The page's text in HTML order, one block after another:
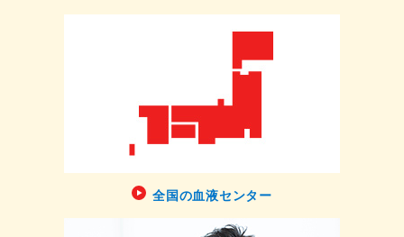
全国の血液センター